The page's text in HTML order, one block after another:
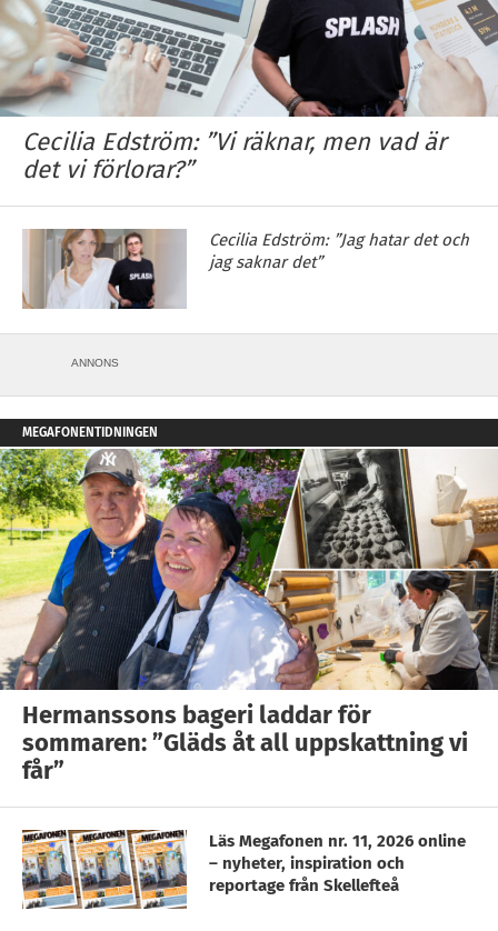
Cecilia Edström: ”Vi räknar, men vad är
det vi förlorar?”
Cecilia Edström: ”Jag hatar det och
jag saknar det”
ANNONS
MEGAFONENTIDNINGEN
Hermanssons bageri laddar för
sommaren: ”Gläds åt all uppskattning vi
får”
Läs Megafonen nr. 11, 2026 online
– nyheter, inspiration och
reportage från Skellefteå